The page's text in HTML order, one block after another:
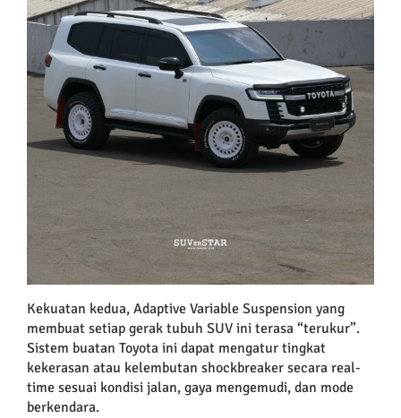
Kekuatan kedua, Adaptive Variable Suspension yang
membuat setiap gerak tubuh SUV ini terasa “terukur”.
Sistem buatan Toyota ini dapat mengatur tingkat
kekerasan atau kelembutan shockbreaker secara real-
time sesuai kondisi jalan, gaya mengemudi, dan mode
berkendara.